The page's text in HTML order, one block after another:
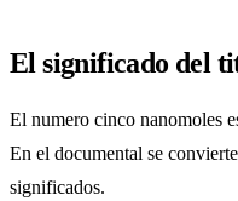
El significado del
El numero cinco nanomoles
En el documental se
significados.